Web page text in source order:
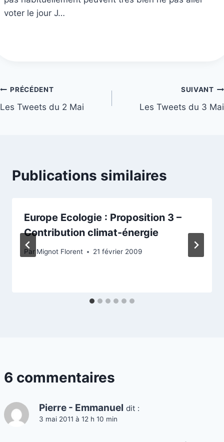
voter le jour J…
Navigation
de
PRÉCÉDENT
Les Tweets du 2 Mai
SUIVANT
Les Tweets du 3 Mai
Publications similaires
Europe Ecologie : Proposition 3 –
Contribution climat-énergie
Par Mignot Florent 21 février 2009
6 commentaires
Pierre - Emmanuel dit :
3 mai 2011 à 12 h 10 min